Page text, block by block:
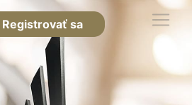
Registrovať sa